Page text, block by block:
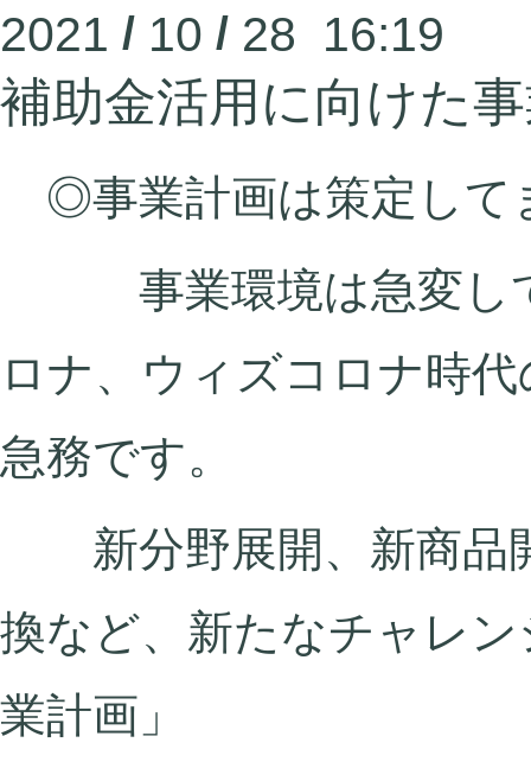
2021 / 10 / 28 16:19
補助金活用に向けた
◎事業計画は策定して
事業環境は急変して
ロナ、ウィズコロナ時
急務です。
新分野展開、新商品
換など、新たなチャレ
業計画」